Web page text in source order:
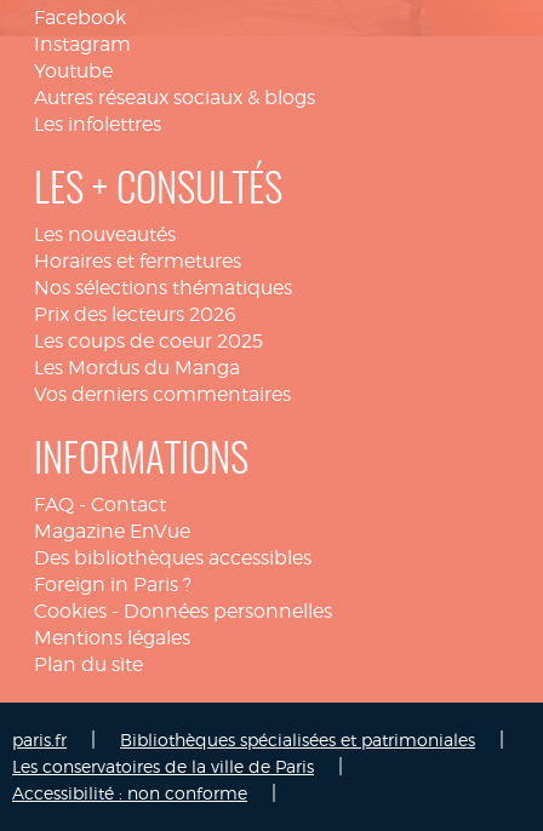
Facebook
Instagram
Youtube
Autres réseaux sociaux & blogs
Les infolettres
LES + CONSULTÉS
Les nouveautés
Horaires et fermetures
Nos sélections thématiques
Prix des lecteurs 2026
Les coups de coeur 2025
Les Mordus du Manga
Vos derniers commentaires
INFORMATIONS
FAQ - Contact
Magazine EnVue
Des bibliothèques accessibles
Foreign in Paris ?
Cookies - Données personnelles
Mentions légales
Plan du site
paris.fr Bibliothèques spécialisées et patrimoniales
Les conservatoires de la ville de Paris
Accessibilité : non conforme